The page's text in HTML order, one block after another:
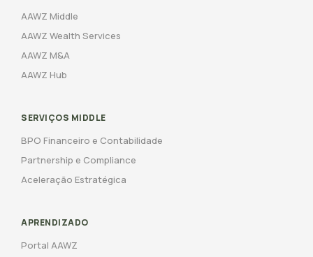
AAWZ Middle
AAWZ Wealth Services
AAWZ M&A
AAWZ Hub
SERVIÇOS MIDDLE
BPO Financeiro e Contabilidade
Partnership e Compliance
Aceleração Estratégica
APRENDIZADO
Portal AAWZ